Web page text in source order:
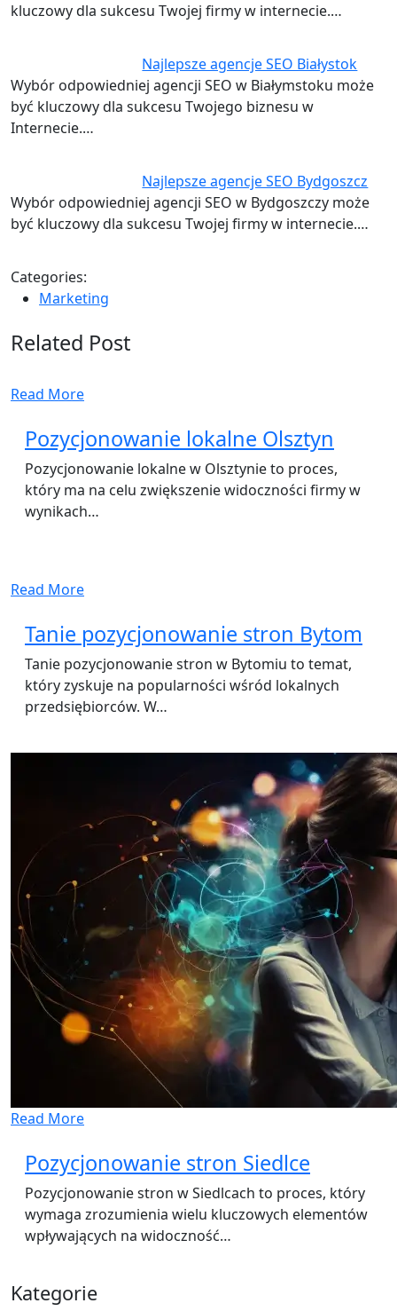
kluczowy dla sukcesu Twojej firmy w internecie.…
Najlepsze agencje SEO Białystok
Wybór odpowiedniej agencji SEO w Białymstoku może
być kluczowy dla sukcesu Twojego biznesu w
Internecie.…
Najlepsze agencje SEO Bydgoszcz
Wybór odpowiedniej agencji SEO w Bydgoszczy może
być kluczowy dla sukcesu Twojej firmy w internecie.…
Categories:
Marketing
Related Post
Read More
Pozycjonowanie lokalne Olsztyn
Pozycjonowanie lokalne w Olsztynie to proces,
który ma na celu zwiększenie widoczności firmy w
wynikach…
Read More
Tanie pozycjonowanie stron Bytom
Tanie pozycjonowanie stron w Bytomiu to temat,
który zyskuje na popularności wśród lokalnych
przedsiębiorców. W…
Read More
Pozycjonowanie stron Siedlce
Pozycjonowanie stron w Siedlcach to proces, który
wymaga zrozumienia wielu kluczowych elementów
wpływających na widoczność…
Kategorie